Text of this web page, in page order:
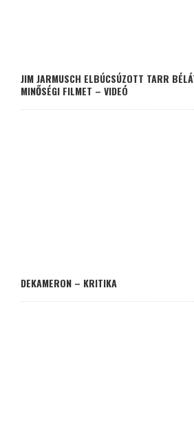
JIM JARMUSCH ELBÚCSÚZOTT TARR
MINŐSÉGI FILMET – VIDEÓ
DEKAMERON – KRITIKA